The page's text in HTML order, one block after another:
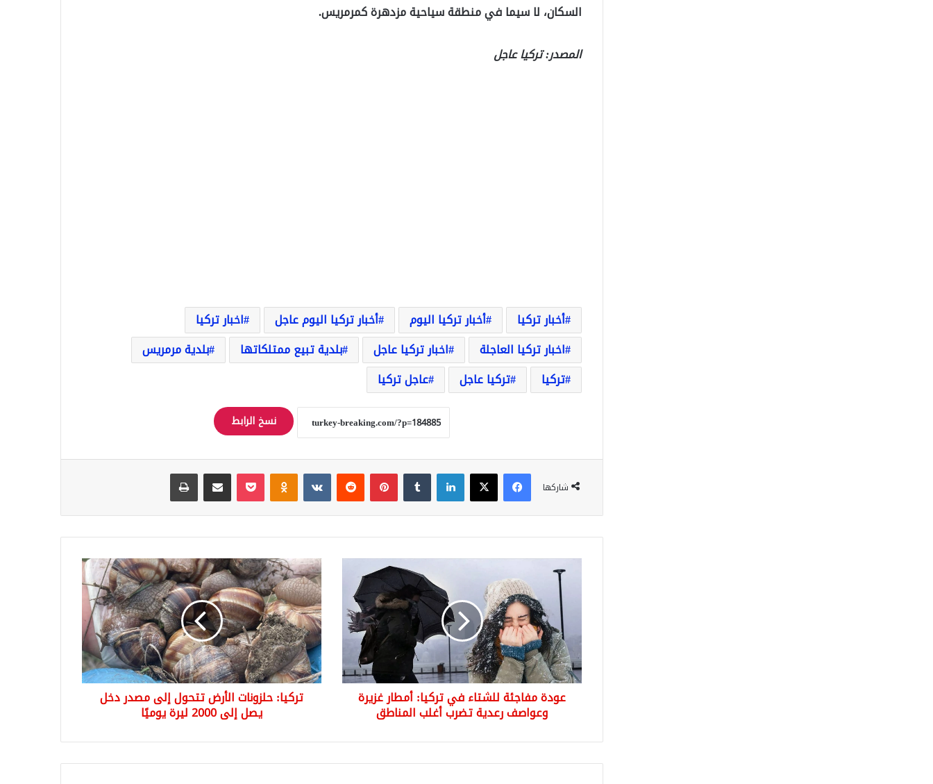
السكان، لا سيما في منطقة سياحية مزدهرة كمرمريس.
المصدر: تركيا عاجل
أخبار تركيا أخبار تركيا اليوم أخبار تركيا اليوم عاجل
اخبار تركيا
اخبار تركيا العاجلة
اخبار تركيا عاجل بلدية تبيع ممتلكاتها
بلدية مرمريس
تركيا
تركيا عاجل عاجل تركيا
نسخ الرابط
شاركها
فيسبوك‫X لينكدإن بينتيريست Odnoklassniki
‫Pocket مشاركة عبر البريد طباعة
عودة
مفاجئة
للشتاء
تركيا:
أمطار
غزيرة
وعواصف
رعدية
تضربعودة مفاجئة للشتاء في تركيا: أمطار غزيرة
وعواصف رعدية تضرب أغلب المناطق
تركيا:
حلزونات
الأرض
تتحول
إلى
مصدر
دخل
يصل
إلى
2000تركيا: حلزونات الأرض تتحول إلى مصدر دخل
يصل إلى 2000 ليرة يوميًا